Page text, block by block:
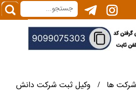
شرکت ها /
وکیل ثبت شرکت دانش